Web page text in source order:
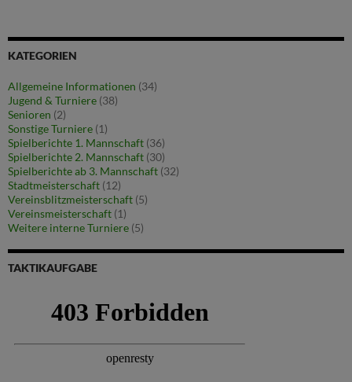
KATEGORIEN
Allgemeine Informationen (34)
Jugend & Turniere (38)
Senioren (2)
Sonstige Turniere (1)
Spielberichte 1. Mannschaft (36)
Spielberichte 2. Mannschaft (30)
Spielberichte ab 3. Mannschaft (32)
Stadtmeisterschaft (12)
Vereinsblitzmeisterschaft (5)
Vereinsmeisterschaft (1)
Weitere interne Turniere (5)
TAKTIKAUFGABE